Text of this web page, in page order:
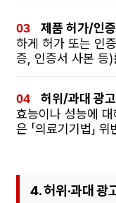
제품 허가/인
하게 허가 또는 인
증, 인증서 사본 등
허위/과대 광고
효능이나 성능에
은 「의료기기법」
4. 허위·과대 광